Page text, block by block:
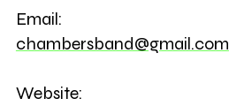
Email:
chambersband@gmail.com
Website: